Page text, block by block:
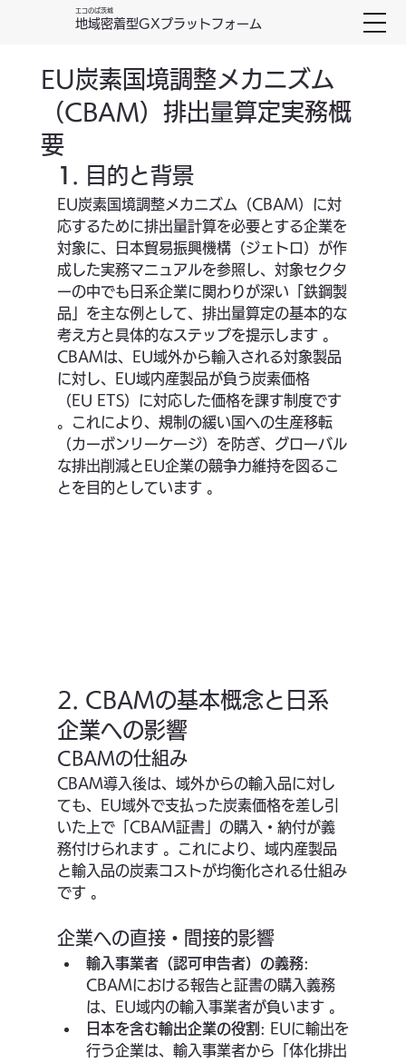
エコのば茨城
地域密着型GXプラットフォーム
EU炭素国境調整メカニズム
（CBAM）排出量算定実務概
要
1 . 目的と背景
EU炭素国境調整メカニズム（CBAM）に対
応するために排出量計算を必要とする企業を
対象に、日本貿易振興機構（ジェトロ）が作
成した実務マニュアルを参照し、対象セクタ
ーの中でも日系企業に関わりが深い「鉄鋼製
品」を主な例として、排出量算定の基本的な
考え方と具体的なステップを提示します 。
CBAMは、EU域外から輸入される対象製品
に対し、EU域内産製品が負う炭素価格
（EU ETS）に対応した価格を課す制度です
。これにより、規制の緩い国への生産移転
（カーボンリーケージ）を防ぎ、グローバル
な排出削減とEU企業の競争力維持を図るこ
とを目的としています 。
2. CBAMの基本概念と日系
企業への影響
CBAMの仕組み
CBAM導入後は、域外からの輸入品に対し
ても、EU域外で支払った炭素価格を差し引
いた上で「CBAM証書」の購入・納付が義
務付けられます 。これにより、域内産製品
と輸入品の炭素コストが均衡化される仕組み
です 。
企業への直接・間接的影響
輸入事業者（認可申告者）の義務:
CBAMにおける報告と証書の購入義務
は、EU域内の輸入事業者が負います 。
日本を含む輸出企業の役割 : EUに輸出を
行う企業は、輸入事業者から「体化排出